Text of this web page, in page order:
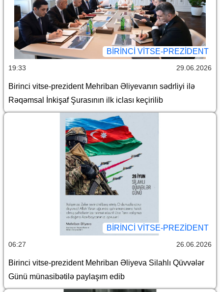
BIRINCI VITSE-PREZIDENT
19:33 29.06.2026
Birinci vitse-prezident Mehriban Əliyevanın sədrliyi ilə
Rəqəmsal İnkişaf Şurasının ilk iclası keçirilib
BIRINCI VITSE-PREZIDENT
06:27 26.06.2026
Birinci vitse-prezident Mehriban Əliyeva Silahlı Qüvvələr
Günü münasibətilə paylaşım edib